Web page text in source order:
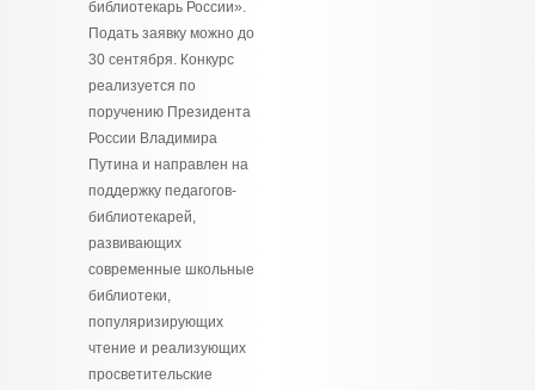
библиотекарь России».
Подать заявку можно до
30 сентября. Конкурс
реализуется по
поручению Президента
России Владимира
Путина и направлен на
поддержку педагогов-
библиотекарей,
развивающих
современные школьные
библиотеки,
популяризирующих
чтение и реализующих
просветительские